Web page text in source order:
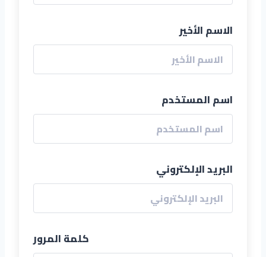
الاسم الأخير
اسم المستخدم
البريد الإلكتروني
كلمة المرور